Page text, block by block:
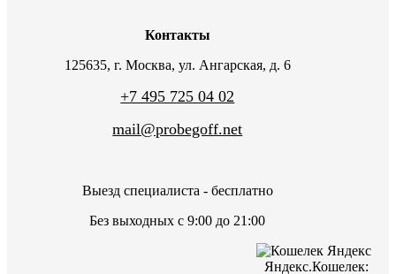
Контакты
125635, г. Москва, ул. Ангарская, д. 6
+7 495 725 04 02
mail@probegoff.net
Выезд специалиста - бесплатно
Без выходных с 9:00 до 21:00
Яндекс.Кошелек: